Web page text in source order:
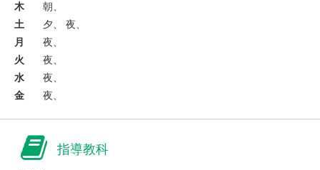
木
朝、
土
夕、 夜、
月
夜、
火
夜、
水
夜、
金
夜、
指導教科